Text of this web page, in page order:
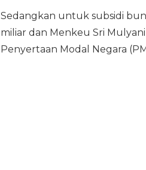
Sedangkan untuk subsidi
miliar dan Menkeu Sri
Penyertaan Modal Negara